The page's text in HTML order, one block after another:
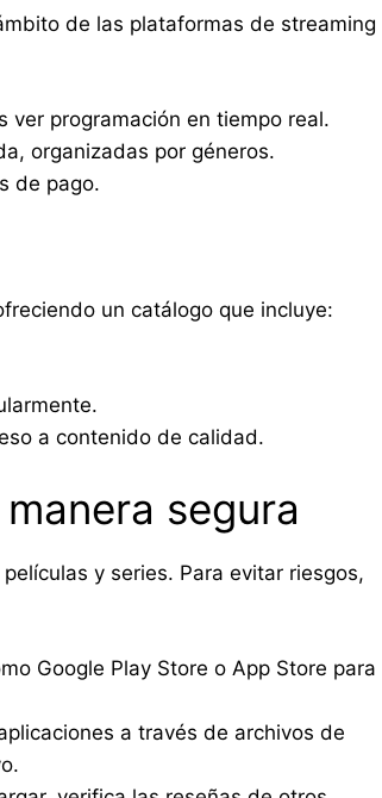
de las plataformas de streaming
ver programación en tiempo real.
organizadas por géneros.
de pago.
un catálogo que incluye:
a contenido de calidad.
segura
y series. Para evitar riesgos,
Google Play Store o App Store para
a través de archivos de